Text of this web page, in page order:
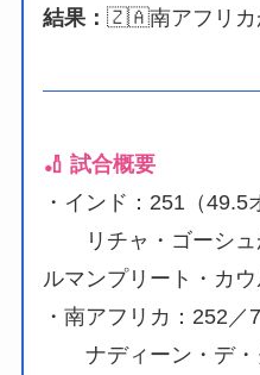
結果： 🇿🇦南アフリカ
🏏 試合概要
・インド：251（49.5
リチャ・ゴーシュ
ルマンプリート・カウ
・南アフリカ：252／
ナディーン・デ・